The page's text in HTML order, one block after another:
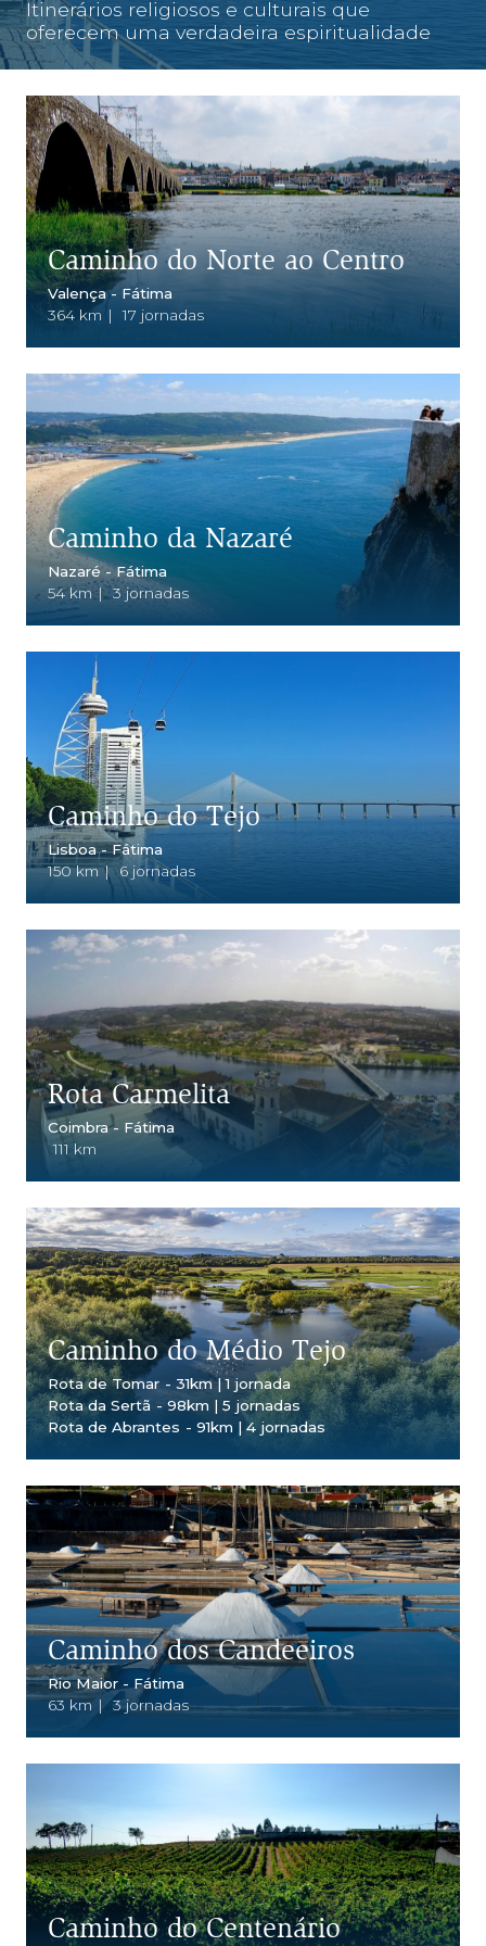
Itinerários religiosos e culturais que
oferecem uma verdadeira espiritualidade
Os caminhos
Caminho do Norte ao Centro
Valença - Fátima
364 km | 17 jornadas
Caminho da Nazaré
Nazaré - Fátima
54 km | 3 jornadas
Caminho do Tejo
Lisboa - Fátima
150 km | 6 jornadas
Rota Carmelita
Coimbra - Fátima
111 km
Caminho dos Candeeiros
Rio Maior - Fátima
63 km | 3 jornadas
Caminho do Centenário
Caminho do Médio Tejo
Rota de Tomar - 31km | 1 jornada
Rota da Sertã - 98km | 5 jornadas
Rota de Abrantes - 91km | 4 jornadas